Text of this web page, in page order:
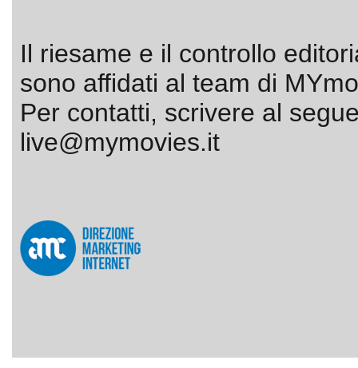
Il riesame e il controllo
sono affidati al team di
Per contatti, scrivere al
live@mymovies.it